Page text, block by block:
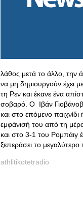
λάθος μετά το άλλο, την
να μη δημιουργούν έχει
τη Ρεν και έκανε ένα
σοβαρό. Ο Ιβάν
και στο επόμενο
εμφάνισή του από τη
και στο 3-1 του Ρομπάιγ
ξεπεράσει το
athlitikotetradio